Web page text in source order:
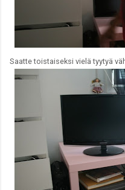
Saatte toistaiseksi vielä tyytyä